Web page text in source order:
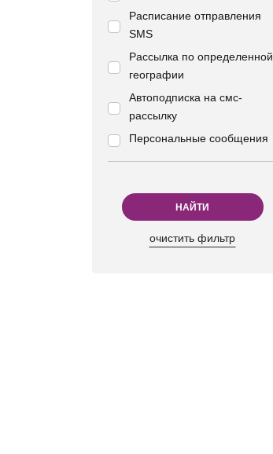
Расписание отправления
SMS
Рассылка по определенной
географии
Автоподписка на смс-
рассылку
Персональные сообщения
НАЙТИ
очистить фильтр